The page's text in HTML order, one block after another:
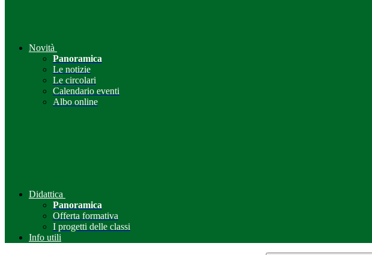
Novità
Panoramica
Le notizie
Le circolari
Calendario eventi
Albo online
Didattica
Panoramica
Offerta formativa
I progetti delle classi
Info utili